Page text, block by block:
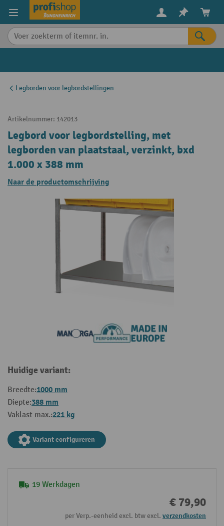
content
Legborden voor legbordstellingen
Artikelnummer: 142013
Legbord voor legbordstelling, met
legborden van plaatstaal, verzinkt, bxd
1.000 x 388 mm
Naar de productomschrijving
Huidige variant:
Breedte:1000 mm
Diepte:388 mm
Vaklast max.:221 kg
Variant configureren
19 Werkdagen
€ 79,90
per Verp.-eenheid excl. btw excl. verzendkosten